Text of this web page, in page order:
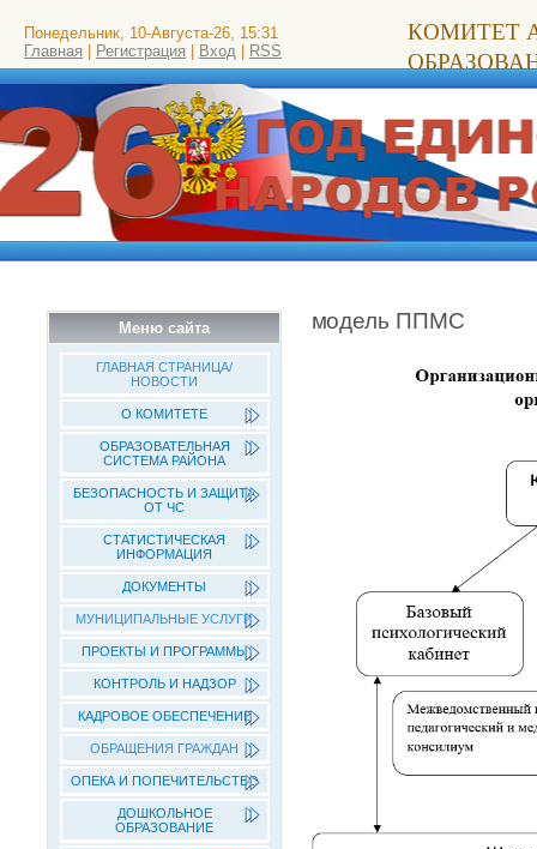
КОМИТЕТ
Понедельник, 10-Августа-26, 15:31
Главная
Регистрация Вход RSS
Меню сайта
ГЛАВНАЯ СТРАНИЦА/
НОВОСТИ
О КОМИТЕТЕ
ОБРАЗОВАТЕЛЬНАЯ
СИСТЕМА РАЙОНА
БЕЗОПАСНОСТЬ И ЗАЩИТА
ОТ ЧС
СТАТИСТИЧЕСКАЯ
ИНФОРМАЦИЯ
ДОКУМЕНТЫ
МУНИЦИПАЛЬНЫЕ УСЛУГИ
ПРОЕКТЫ И ПРОГРАММЫ
КОНТРОЛЬ И НАДЗОР
КАДРОВОЕ ОБЕСПЕЧЕНИЕ
ОБРАЩЕНИЯ ГРАЖДАН
ОПЕКА И ПОПЕЧИТЕЛЬСТВО
ДОШКОЛЬНОЕ
ОБРАЗОВАНИЕ
модель ППМС